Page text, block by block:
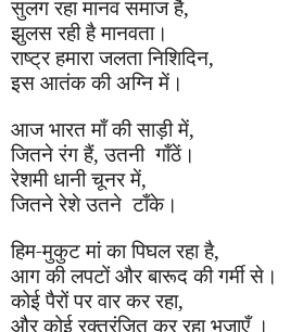
सुलग रहा मानव समाज है,
झुलस रही है मानवता।
राष्ट्र हमारा जलता निशिदिन,
इस आतंक की अग्नि में।
आज भारत माँ की साड़ी में,
जितने रंग हैं, उतनीगाँठें।
रेशमी धानी चूनर में,
जितने रेशे उतनेटाँके।
हिम-मुकुट मां का पिघल रहा है,
आग की लपटों और बारूद की गर्मी से।
कोई पैरों पर वार कर रहा,
और कोई रक्तरंजित कर रहा भुजाएँ ।